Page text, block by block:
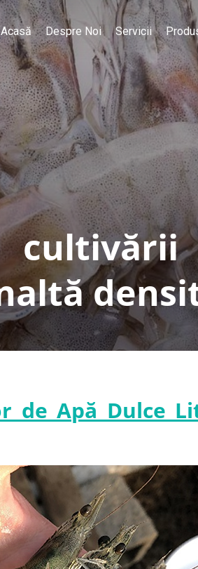
Acasă Despre Noi Servicii
de Apă Dulce